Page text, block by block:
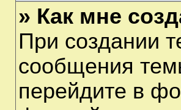
» Как мне
При создании
сообщения
перейдите в